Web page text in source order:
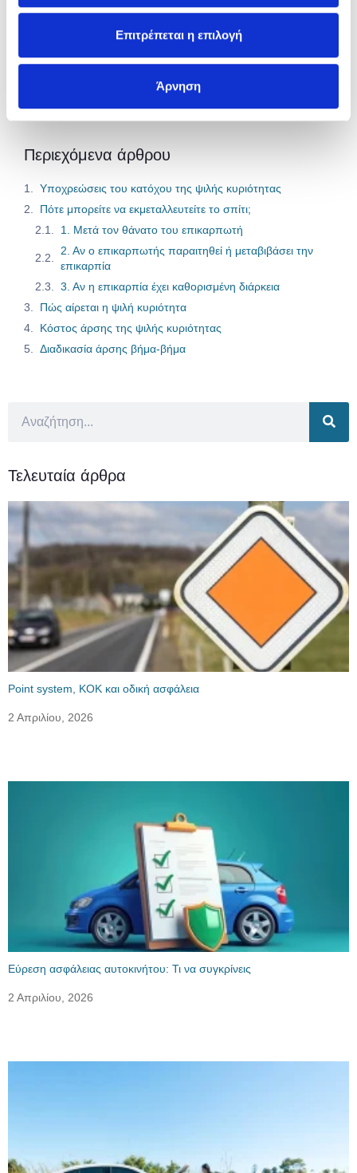
Επιτρέπεται η επιλογή
Άρνηση
καλύτερη τιμή.
Ασφαλίσου Εδώ
Περιεχόμενα άρθρου
Υποχρεώσεις του κατόχου της ψιλής κυριότητας
Πότε μπορείτε να εκμεταλλευτείτε το σπίτι;
1. Μετά τον θάνατο του επικαρπωτή
2. Αν ο επικαρπωτής παραιτηθεί ή μεταβιβάσει την
επικαρπία
3. Αν η επικαρπία έχει καθορισμένη διάρκεια
Πώς αίρεται η ψιλή κυριότητα
Κόστος άρσης της ψιλής κυριότητας
Διαδικασία άρσης βήμα-βήμα
Τελευταία άρθρα
Point system, ΚΟΚ και οδική ασφάλεια
2 Απριλίου, 2026
Εύρεση ασφάλειας αυτοκινήτου: Τι να συγκρίνεις
2 Απριλίου, 2026